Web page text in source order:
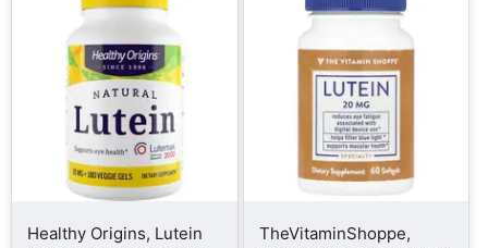
Healthy Origins, Lutein
TheVitaminShoppe,